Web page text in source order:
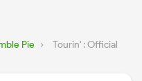
Pie ›
Tourin' : Official